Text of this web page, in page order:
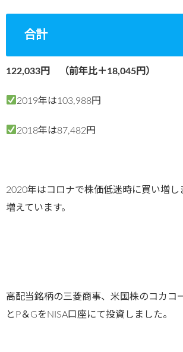
合計
122,033円 （前年比＋18,045円）
2019年は103,988円
2018年は87,482円
2020年はコロナで株価低迷時に買い増し
増えています。
高配当銘柄の三菱商事、米国株のコカコ
とP＆GをNISA口座にて投資しました。